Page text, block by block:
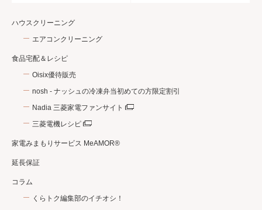
ハウスクリーニング
エアコンクリーニング
食品宅配＆レシピ
Oisix優待販売
nosh - ナッシュの冷凍弁当初めての方限定割引
Nadia 三菱家電ファンサイト
三菱電機レシピ
家電みまもりサービス MeAMOR®
延長保証
コラム
くらトク編集部のイチオシ！